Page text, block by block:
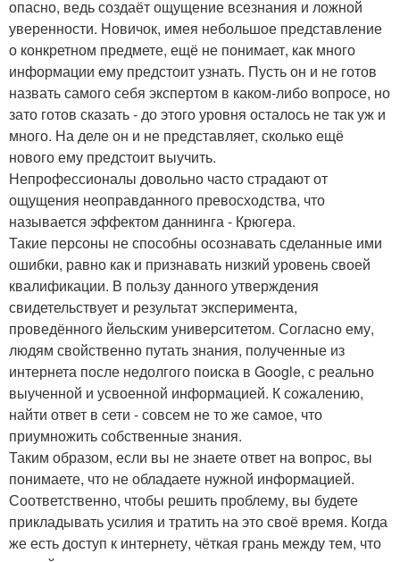
опасно, ведь создаёт ощущение всезнания и ложной
уверенности. Новичок, имея небольшое представление
о конкретном предмете, ещё не понимает, как много
информации ему предстоит узнать. Пусть он и не готов
назвать самого себя экспертом в каком-либо вопросе, но
зато готов сказать - до этого уровня осталось не так уж и
много. На деле он и не представляет, сколько ещё
нового ему предстоит выучить.
Непрофессионалы довольно часто страдают от
ощущения неоправданного превосходства, что
называется эффектом даннинга - Крюгера.
Такие персоны не способны осознавать сделанные ими
ошибки, равно как и признавать низкий уровень своей
квалификации. В пользу данного утверждения
свидетельствует и результат эксперимента,
проведённого йельским университетом. Согласно ему,
людям свойственно путать знания, полученные из
интернета после недолгого поиска в Google, с реально
выученной и усвоенной информацией. К сожалению,
найти ответ в сети - совсем не то же самое, что
приумножить собственные знания.
Таким образом, если вы не знаете ответ на вопрос, вы
понимаете, что не обладаете нужной информацией.
Соответственно, чтобы решить проблему, вы будете
прикладывать усилия и тратить на это своё время. Когда
же есть доступ к интернету, чёткая грань между тем, что